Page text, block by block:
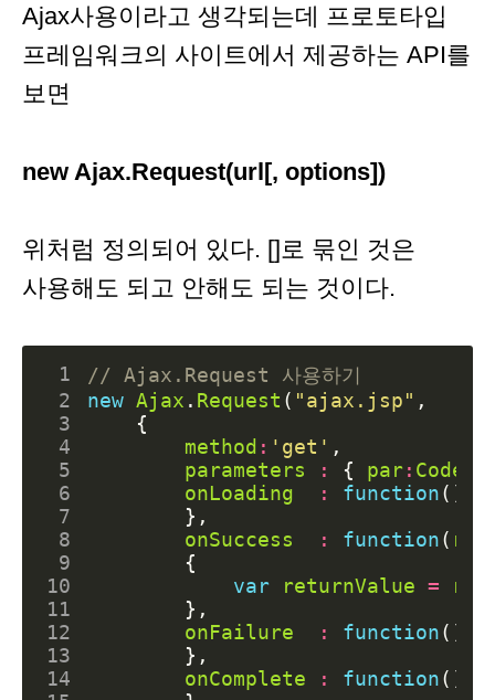
Ajax사용이라고 생각되는데 프로토타입
프레임워크의 사이트에서 제공하는 API를
보면
new Ajax.Request(url[, options])
위처럼 정의되어 있다. []로 묶인 것은
사용해도 되고 안해도 되는 것이다.
1
2
new Ajax . Request ( "ajax.jsp" ,
3
{
4
method : 'get' ,
5
parameters : { par: Code
6
onLoading : function()
7
},
8
onSuccess : function(
9
{
10
var returnValue =
11
},
12
onFailure : function()
13
},
14
onComplete : function()